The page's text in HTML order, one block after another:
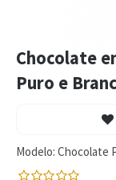
Chocolate
Puro e
Modelo: Chocolate